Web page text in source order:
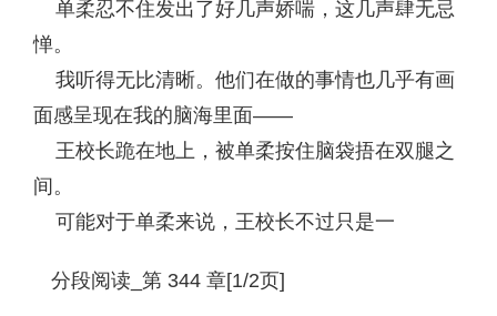
单柔忍不住发出了好几声娇喘，这几声肆无忌
惮。
我听得无比清晰。他们在做的事情也几乎有画
面感呈现在我的脑海里面——
王校长跪在地上，被单柔按住脑袋捂在双腿之
间。
可能对于单柔来说，王校长不过只是一
分段阅读_第 344 章[1/2页]